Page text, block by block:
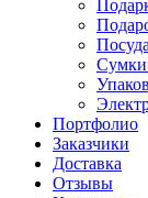
Сумки
Портфолио
Заказчики
Доставка
Отзывы